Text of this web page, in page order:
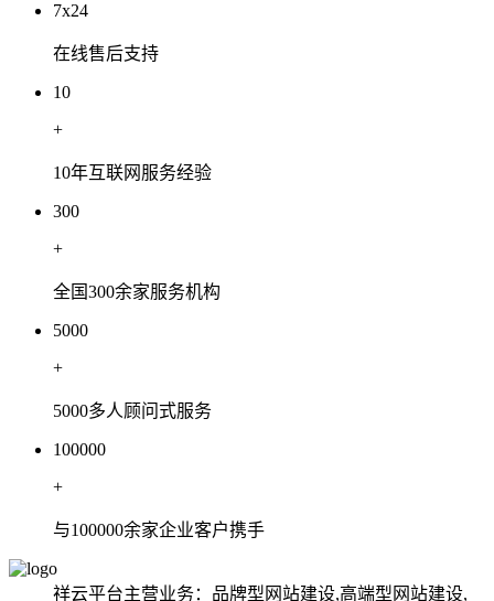
7x24
在线售后支持
10
+
10年互联网服务经验
300
+
全国300余家服务机构
5000
+
5000多人顾问式服务
100000
+
与100000余家企业客户携手
祥云平台主营业务：品牌型网站建设,高端型网站建设,